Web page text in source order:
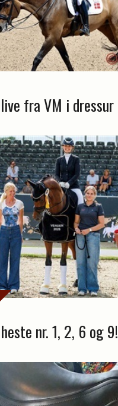
fra VM i dressur
nr. 1, 2, 6 og 9!